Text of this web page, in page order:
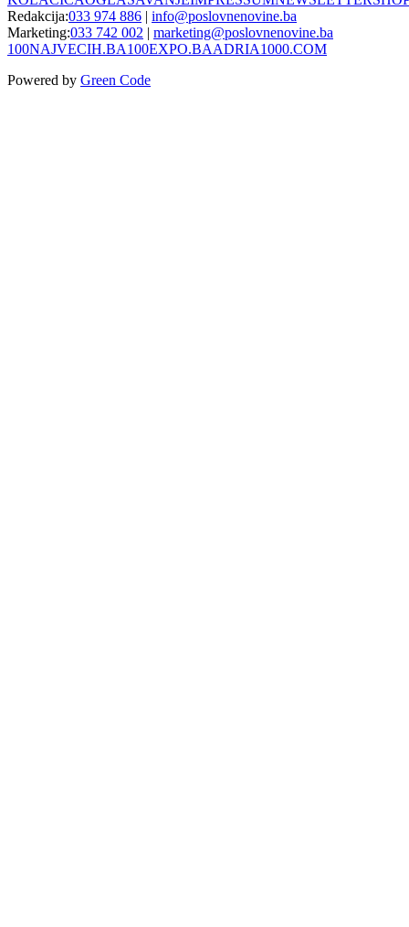
Redakcija:033 974 886 | info@poslovnenovine.ba
Marketing:033 742 002 | marketing@poslovnenovine.ba
100NAJVECIH.BA100EXPO.BAADRIA1000.COM
Powered by Green Code